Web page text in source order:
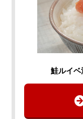
鮭ルイ